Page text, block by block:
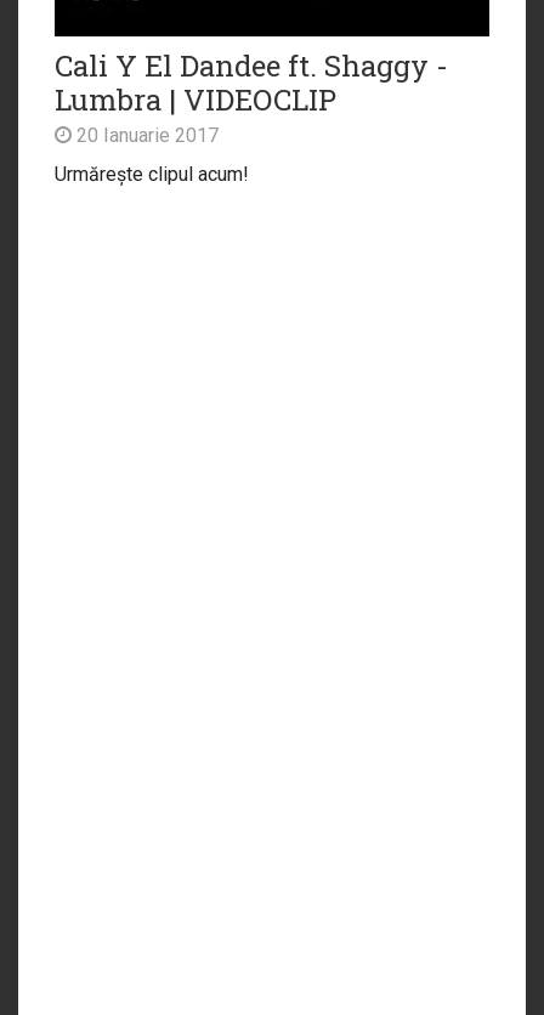
Cali Y El Dandee ft. Shaggy -
Lumbra | VIDEOCLIP
20 Ianuarie 2017
Urmărește clipul acum!